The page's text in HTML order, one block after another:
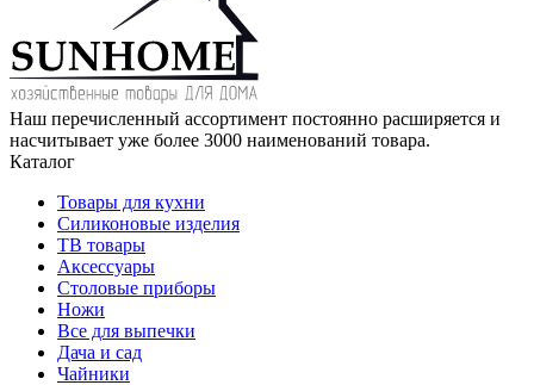
Наш перечисленный ассортимент постоянно расширяется и
насчитывает уже более 3000 наименований товара.
Каталог
Товары для кухни
Силиконовые изделия
ТВ товары
Аксессуары
Столовые приборы
Ножи
Все для выпечки
Дача и сад
Чайники